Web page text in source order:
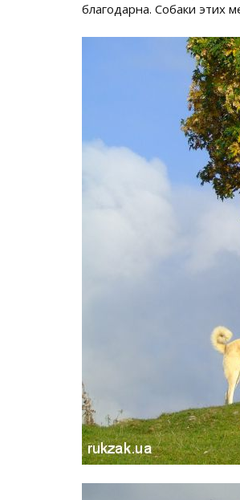
благодарна. Собаки этих